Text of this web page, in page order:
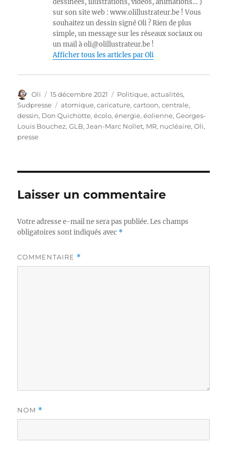
sur son site web : www.olillustrateur.be ! Vous
souhaitez un dessin signé Oli ? Rien de plus
simple, un message sur les réseaux sociaux ou
un mail à oli@olillustrateur.be !
Afficher tous les articles par Oli
Auteur
Oli
Publié
le
15 décembre 2021 Catégories
Politique, actualités,
Sudpresse
Étiquettes
atomique,caricature,cartoon,centrale,
dessin, Don Quichotte,écolo,énergie,éolienne,Georges-
Louis Bouchez,GLB,Jean-Marc Nollet, MR, nucléaire,Oli,
presse
Laisser un commentaire
Votre adresse e-mail ne sera pas publiée. Les champs
obligatoires sont indiqués avec *
COMMENTAIRE *
NOM *